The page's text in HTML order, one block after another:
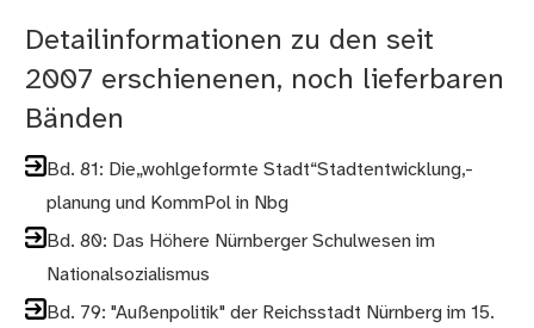
Detailinformationen zu den seit
2007 erschienenen, noch lieferbaren
Bänden
Bd. 81: Die„wohlgeformte Stadt“Stadtentwicklung,-
planung und KommPol in Nbg
Bd. 80: Das Höhere Nürnberger Schulwesen im
Nationalsozialismus
Bd. 79: "Außenpolitik" der Reichsstadt Nürnberg im 15.